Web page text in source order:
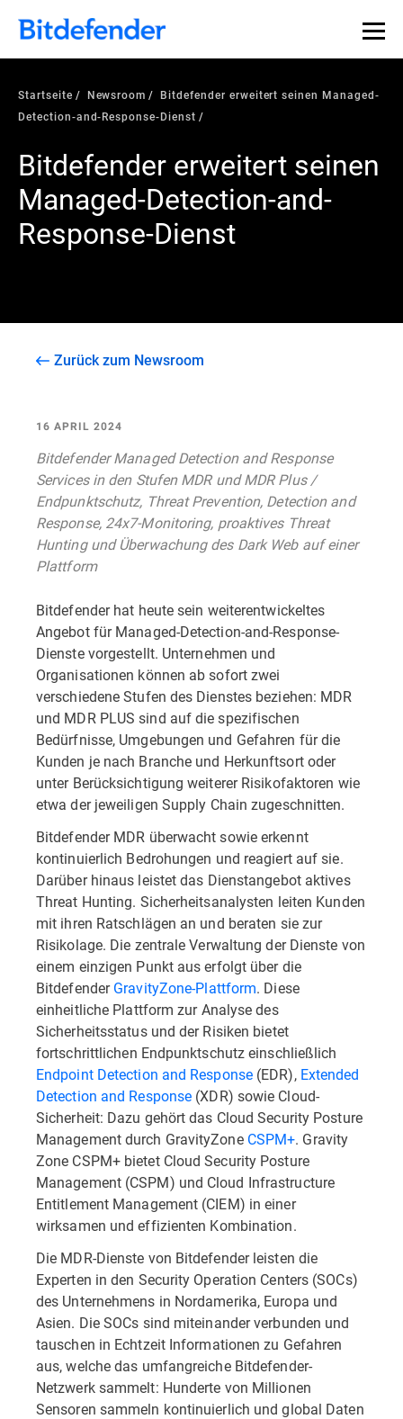
Startseite Newsroom
Bitdefender erweitert seinen Managed-
Detection-and-Response-Dienst
Bitdefender erweitert seinen
Managed-Detection-and-
Response-Dienst
Zurück zum Newsroom
16 APRIL 2024
Bitdefender Managed Detection and Response
Services in den Stufen MDR und MDR Plus /
Endpunktschutz, Threat Prevention, Detection and
Response, 24x7-Monitoring, proaktives Threat
Hunting und Überwachung des Dark Web auf einer
Plattform
Bitdefender hat heute sein weiterentwickeltes
Angebot für Managed-Detection-and-Response-
Dienste vorgestellt. Unternehmen und
Organisationen können ab sofort zwei
verschiedene Stufen des Dienstes beziehen: MDR
und MDR PLUS sind auf die spezifischen
Bedürfnisse, Umgebungen und Gefahren für die
Kunden je nach Branche und Herkunftsort oder
unter Berücksichtigung weiterer Risikofaktoren wie
etwa der jeweiligen Supply Chain zugeschnitten.
Bitdefender MDR überwacht sowie erkennt
kontinuierlich Bedrohungen und reagiert auf sie.
Darüber hinaus leistet das Dienstangebot aktives
Threat Hunting. Sicherheitsanalysten leiten Kunden
mit ihren Ratschlägen an und beraten sie zur
Risikolage. Die zentrale Verwaltung der Dienste von
einem einzigen Punkt aus erfolgt über die
BitdefenderGravityZone-Plattform. Diese
einheitliche Plattform zur Analyse des
Sicherheitsstatus und der Risiken bietet
fortschrittlichen Endpunktschutz einschließlich
Endpoint Detection and Response(EDR), Extended
Detection and Response (XDR) sowie Cloud-
Sicherheit: Dazu gehört das Cloud Security Posture
Management durch GravityZone CSPM+. Gravity
Zone CSPM+ bietet Cloud Security Posture
Management (CSPM) und Cloud Infrastructure
Entitlement Management (CIEM) in einer
wirksamen und effizienten Kombination.
Die MDR-Dienste von Bitdefender leisten die
Experten in den Security Operation Centers (SOCs)
des Unternehmens in Nordamerika, Europa und
Asien. Die SOCs sind miteinander verbunden und
tauschen in Echtzeit Informationen zu Gefahren
aus, welche das umfangreiche Bitdefender-
Netzwerk sammelt: Hunderte von Millionen
Sensoren sammeln kontinuierlich und global Daten